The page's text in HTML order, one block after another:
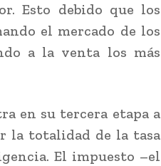
Esto debido que los
el mercado de los
a la venta los más
en su tercera etapa a
la totalidad de la tasa
El impuesto –el